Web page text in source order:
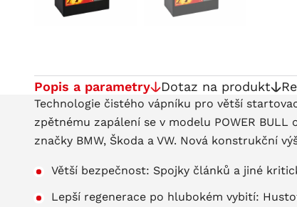
Popis a parametry Dotaz na produkt
Technologie čistého vápníku pro větší
zpětnému zapálení se v modelu POWER
značky BMW, Škoda a VW. Nová konstrukční
Větší bezpečnost: Spojky článků a jiné
Lepší regenerace po hlubokém vybití: